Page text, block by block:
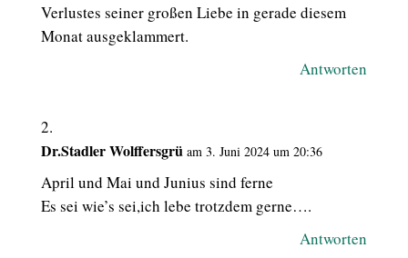
Verlustes seiner großen Liebe in gerade diesem
Monat ausgeklammert.
Antworten
Dr.Stadler Wolffersgrü am 3. Juni 2024 um 20:36
April und Mai und Junius sind ferne
Es sei wie’s sei,ich lebe trotzdem gerne….
Antworten